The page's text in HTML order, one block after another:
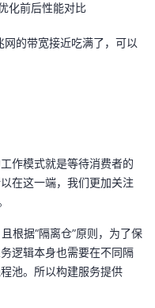
后性能对比
的带宽接近吃满了，可以
作模式就是等待消费者的
在这一端，我们更加关注
根据“隔离仓”原则，为了保
逻辑本身也需要在不同隔
池。所以构建服务提供